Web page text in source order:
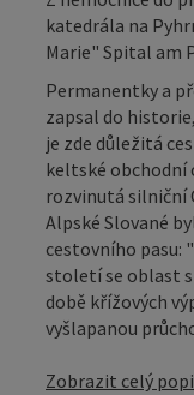
katedrála na
Marie" Spital am
Permanentky a
zapsal do
je zde důležitá
keltské obchodní
rozvinutá silniční
Alpské Slované
cestovního pasu:
století se oblast
době křížových
vyšlapanou
Zobrazit celý